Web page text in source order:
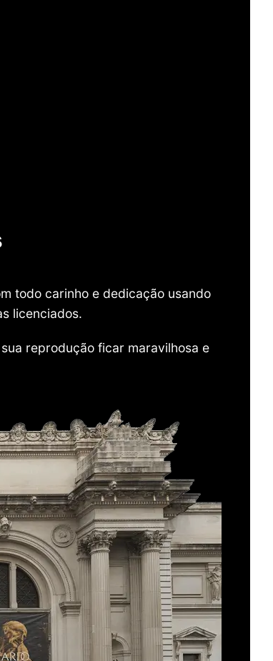
todo carinho e dedicação usando
licenciados.
reprodução ficar maravilhosa e